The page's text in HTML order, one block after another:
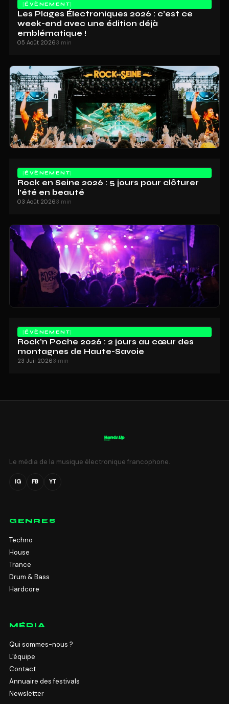
ÉVÈNEMENT
Les Plages Électroniques 2026 : c’est ce
week-end avec une édition déjà
emblématique !
05 Août 20263 min
ÉVÈNEMENT
Rock en Seine 2026 : 5 jours pour clôturer
l’été en beauté
03 Août 20263 min
ÉVÈNEMENT
Rock’n Poche 2026 : 2 jours au cœur des
montagnes de Haute-Savoie
23 Juil 20263 min
Le média de la musique électronique francophone.
IG FB YT
GENRES
Techno
House
Trance
Drum & Bass
Hardcore
MÉDIA
Qui sommes-nous ?
L'équipe
Contact
Annuaire des festivals
Newsletter